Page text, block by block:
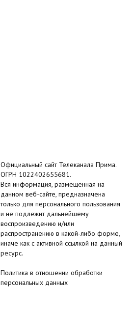
Официальный сайт Телеканала Прима.
ОГРН 1022402655681.
Вся информация, размещенная на
данном веб-сайте, предназначена
только для персонального пользования
и не подлежит дальнейшему
воспроизведению и/или
распространению в какой-либо форме,
иначе как с активной ссылкой на данный
ресурс.
Политика в отношении обработки
персональных данных